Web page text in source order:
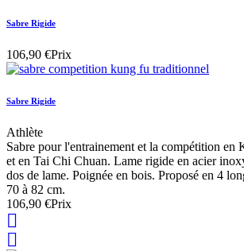
Sabre Rigide
106,90 €Prix
Sabre Rigide
Athlète
Sabre pour l'entrainement et la compétition en
et en Tai Chi Chuan. Lame rigide en acier
dos de lame. Poignée en bois. Proposé en 4
70 à 82 cm.
106,90 €Prix

